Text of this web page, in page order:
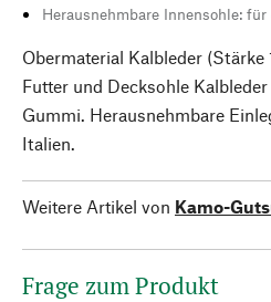
Herausnehmbare Innensohle:
Obermaterial Kalbleder (Stärke
Futter und Decksohle
Gummi. Herausnehmbare
Italien.
Weitere Artikel von Kamo-
Frage zum Produkt